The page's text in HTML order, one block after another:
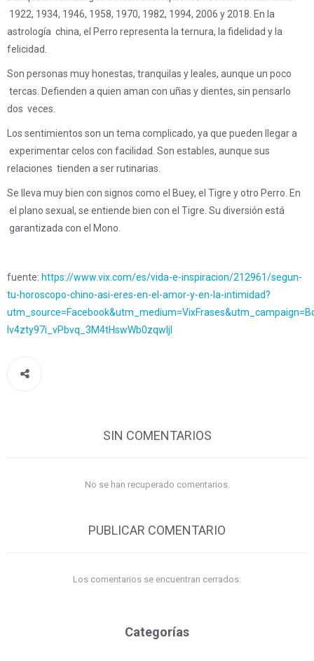
1922, 1934, 1946, 1958, 1970, 1982, 1994, 2006 y 2018. En la
astrología china, el Perro representa la ternura, la fidelidad y la
felicidad.
Son personas muy honestas, tranquilas y leales, aunque un poco
tercas. Defienden a quien aman con uñas y dientes, sin pensarlo
dos veces.
Los sentimientos son un tema complicado, ya que pueden llegar a
experimentar celos con facilidad. Son estables, aunque sus
relaciones tienden a ser rutinarias.
Se lleva muy bien con signos como el Buey, el Tigre y otro Perro. En
el plano sexual, se entiende bien con el Tigre. Su diversión está
garantizada con el Mono.
fuente: https://www.vix.com/es/vida-e-inspiracion/212961/segun-
tu-horoscopo-chino-asi-eres-en-el-amor-y-en-la-intimidad?
lv4zty97i_vPbvq_3M4tHswWb0zqwljI
SIN COMENTARIOS
No se han recuperado comentarios.
PUBLICAR COMENTARIO
Los comentarios se encuentran cerrados.
Categorías